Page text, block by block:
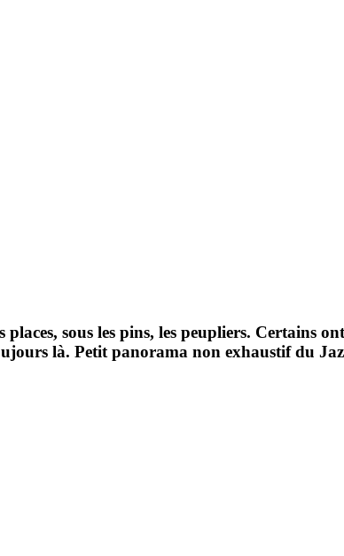
sous les pins, les peupliers. Certains
là. Petit panorama non exhaustif du